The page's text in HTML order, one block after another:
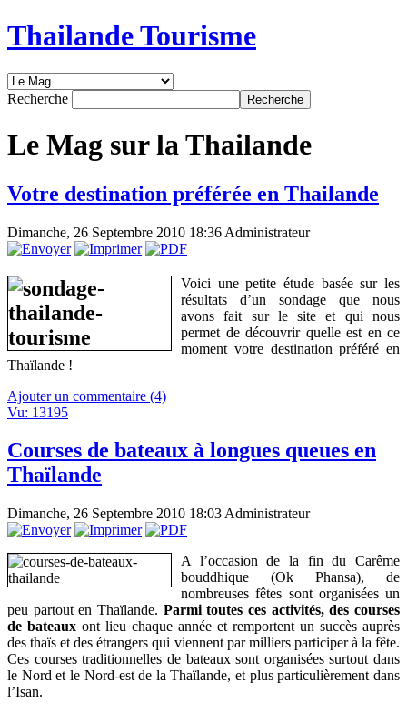
Thailande Tourisme
Recherche
Le Mag sur la Thailande
Votre destination préférée en Thailande
Dimanche, 26 Septembre 2010 18:36 Administrateur
Voici une petite étude basée sur les
résultats d’un sondage que nous
avons fait sur le site et qui nous
permet de découvrir quelle est en ce
moment votre destination préféré en
Thaïlande !
Ajouter un commentaire (4)
Vu: 13195
Courses de bateaux à longues queues en
Thaïlande
Dimanche, 26 Septembre 2010 18:03 Administrateur
A l’occasion de la fin du Carême
bouddhique (Ok Phansa), de
nombreuses fêtes sont organisées un
peu partout en Thaïlande. Parmi toutes ces activités, des courses
de bateaux ont lieu chaque année et remportent un succès auprès
des thaïs et des étrangers qui viennent par milliers participer à la fête.
Ces courses traditionnelles de bateaux sont organisées surtout dans
le Nord et le Nord-est de la Thaïlande, et plus particulièrement dans
l’Isan.